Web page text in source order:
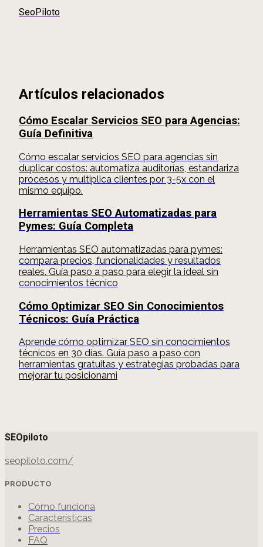
SeoPiloto
Artículos relacionados
Cómo Escalar Servicios SEO para Agencias:
Guía Definitiva
Cómo escalar servicios SEO para agencias sin
duplicar costos: automatiza auditorías, estandariza
procesos y multiplica clientes por 3-5x con el
mismo equipo.
Herramientas SEO Automatizadas para
Pymes: Guía Completa
Herramientas SEO automatizadas para pymes:
compara precios, funcionalidades y resultados
reales. Guía paso a paso para elegir la ideal sin
conocimientos técnico
Cómo Optimizar SEO Sin Conocimientos
Técnicos: Guía Práctica
Aprende cómo optimizar SEO sin conocimientos
técnicos en 30 días. Guía paso a paso con
herramientas gratuitas y estrategias probadas para
mejorar tu posicionami
SEOpiloto
seopiloto.com/
PRODUCTO
Cómo funciona
Características
Precios
FAQ